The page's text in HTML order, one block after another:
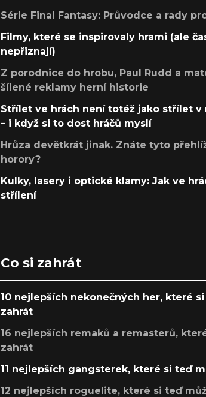
Série Final Fantasy: Průvodce a rady
Filmy, které se inspirovaly hrami (ale
nepřiznají)
Z porodnice do hrobu, Paul Rudd a
šílené reklamy herní historie
Střílet ve hrách není totéž jako střílet v
– i když si to dost hráčů myslí
Hrůza devětkrát jinak. Znáte tyto
horory?
Kulky, lasery i optické klamy: Jak ve
střílení
Co si zahrát
10 nejlepších nekonečných her, které
zahrát
16 nejlepších remaků a remasterů,
zahrát
11 nejlepších gangsterek, které si teď
12 nejlepších roguelite, které si teď